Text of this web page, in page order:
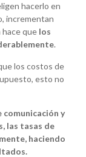
hacerlo en
incrementan
que los
.
los costos de
esto no
y
las tasas de
haciendo